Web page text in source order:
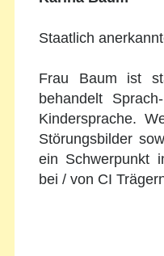
Staatlich
Frau Baum ist
behandelt
Kindersprache.
Störungsbilder
ein Schwerpunkt
bei / von CI